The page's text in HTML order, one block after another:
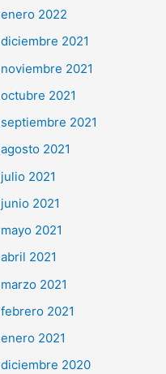
enero 2022
diciembre 2021
noviembre 2021
octubre 2021
septiembre 2021
agosto 2021
julio 2021
junio 2021
mayo 2021
abril 2021
marzo 2021
febrero 2021
enero 2021
diciembre 2020